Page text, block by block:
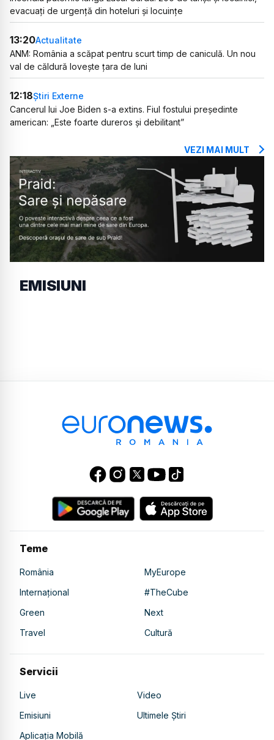
evacuați de urgență din hoteluri și locuințe
13:20Actualitate
ANM: România a scăpat pentru scurt timp de caniculă. Un nou
val de căldură lovește țara de luni
12:18Știri Externe
Cancerul lui Joe Biden s-a extins. Fiul fostului președinte
american: „Este foarte dureros și debilitant”
VEZI MAI MULT
EMISIUNI
Teme
România
MyEurope
Internațional
#TheCube
Green
Next
Travel
Cultură
Servicii
Live
Video
Emisiuni
Ultimele Știri
Aplicația Mobilă